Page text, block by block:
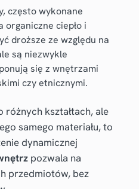
często wykonane
ciepło i
droższe ze względu na
są niezwykle
się z wnętrzami
czy etnicznymi.
kształtach, ale
samego materiału, to
dynamicznej
pozwala na
przedmiotów, bez